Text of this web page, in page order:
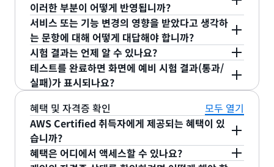
합니다. 시험 안내서 수정본은 변경 사항이 시험에 반
영되기 최소 한 달 전에 게시됩니다.
Professional 및 AWS Certified Machine
Learning - Specialty 시험의 경우, 새로운 제품, 서
비스 또는 기능이 정식 버전이 릴리스된 후 3개월이
지나야 합니다. 다른 모든 시험의 경우, 새로운 제품,
서비스 또는 기능의 정식 버전이 릴리스된 후 6개월
이 지나야 자격증 시험에 반영됩니다. 본 지침은 자격
증 시험에만 적용되며 교육에는 적용되지 않습니다.
교육에서는 새로운 서비스와 기능을 좀 더 신속하게
다룹니다.
외 AWS 서비스 및 기능 목록이 포함되어 있습니다.
이 목록은 전체 목록이 아니며 변경될 수 있습니다.
이러한 부분이 어떻게 반영됩니까?
AWS Certification 팀에서는 변경 사항의 영향을 받
는 것으로 확인된 시험 문항을 교체합니다.
서비스 또는 기능 변경의 영향을 받았다고 생각하
는 문항에 대해 어떻게 대답해야 합니까?
문항의 옵션에서 가장 적절한 답을 선택하세요.
시험 결과는 언제 알 수 있나요?
베타 시험 결과를 포함한 시험 결과는 시험을 완료한
후 영업일 기준 5일 이내에 확인할 수 있습니다. 시험
인되면 이메일 메시지를 받게 됩니다.
테스트를 완료하면 화면에 예비 시험 결과(통과/
실패)가 표시되나요?
에 통과/실패 결과가 표시되지 않습니다. 자세한 시험
결과는 시험을 마친 후 영업일 기준 5일 이내에AWS
자격증 계정의 Exam History에서 확인할 수 있습니
다. 시험에 통과하면 시험 결과가 AWS Certification
혜택 및 자격증 확인
모두 열기
AWS Certified 취득자에게 제공되는 혜택이 있
습니까?
AWS Certification을 취득하면 기술 역량을 입증할
혜택은 어디에서 액세스할 수 있나요?